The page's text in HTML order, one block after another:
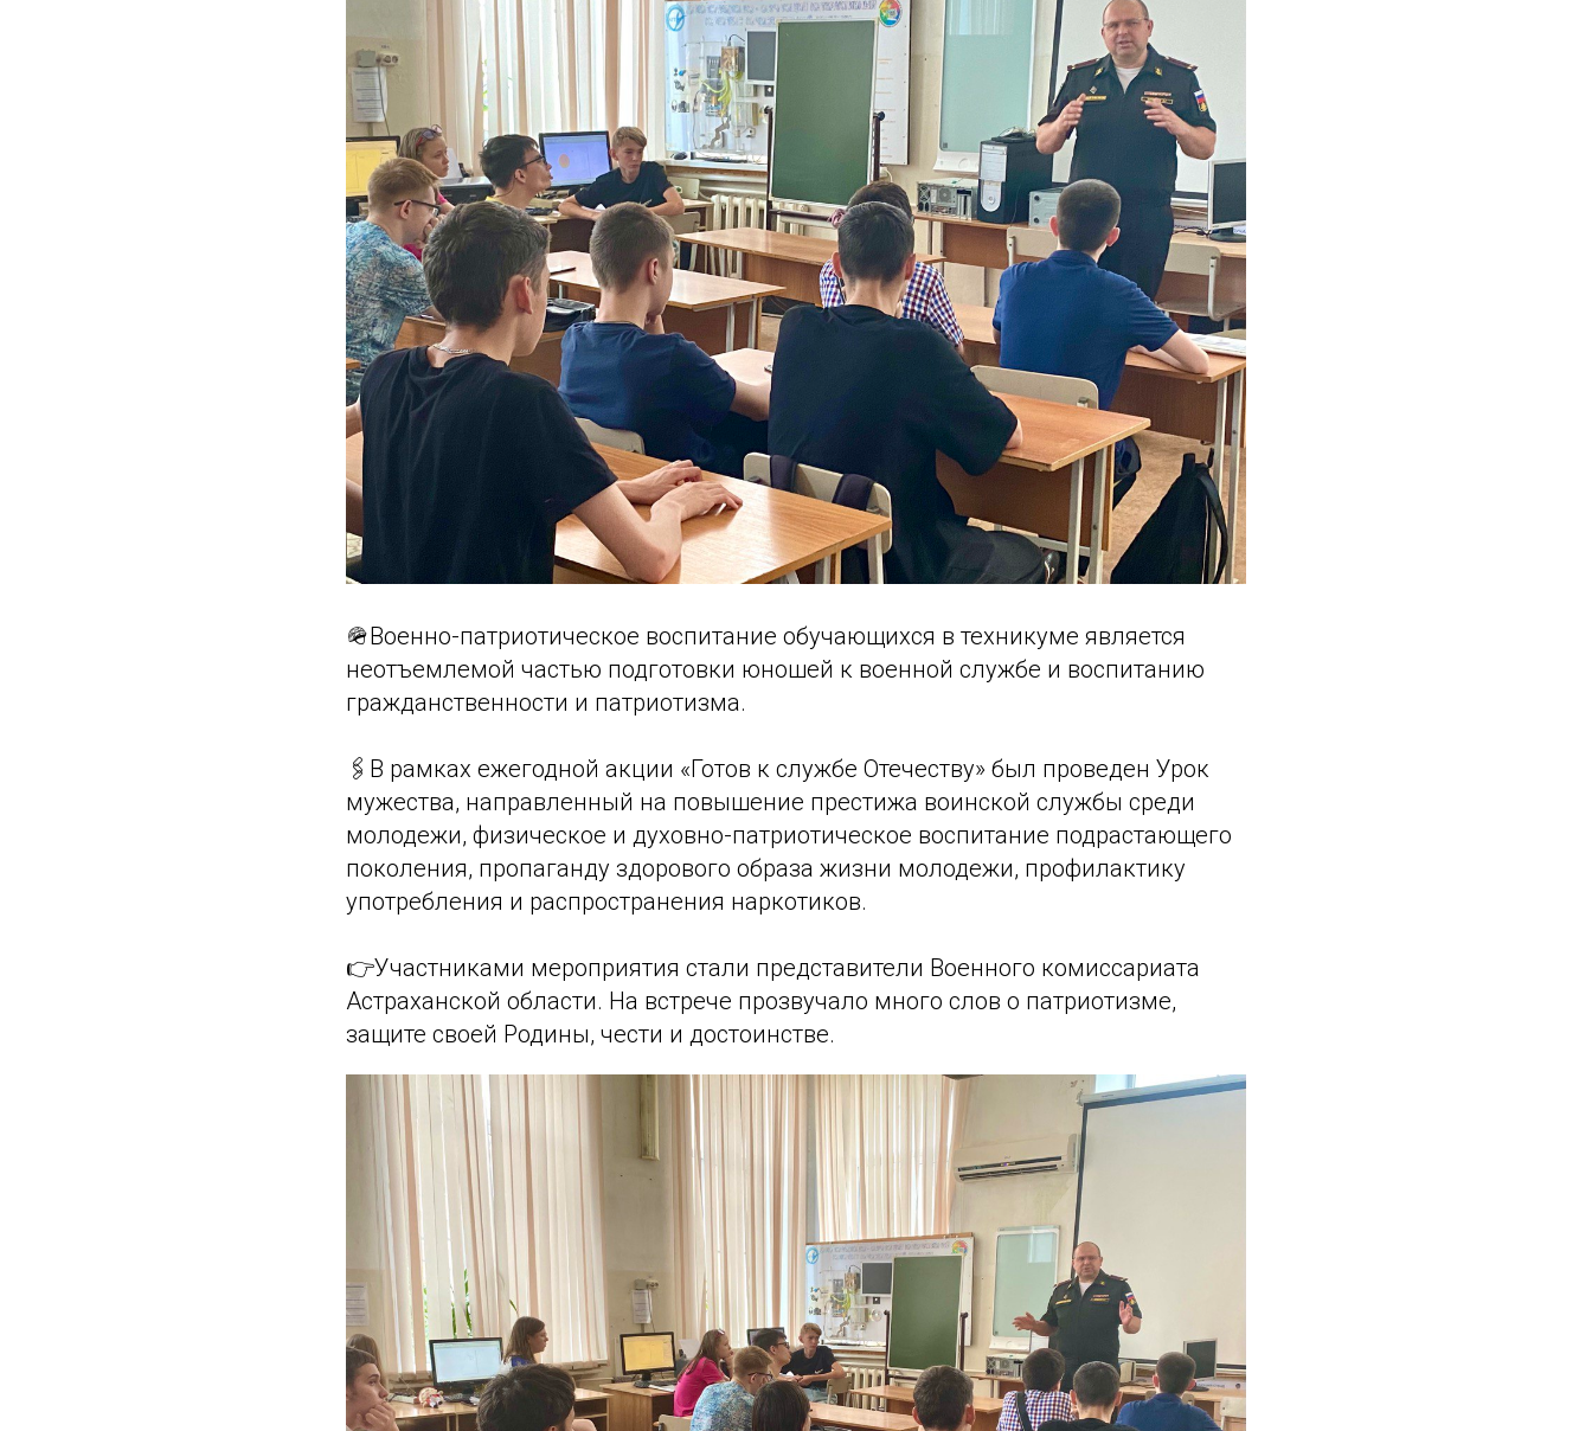
🪖Военно-патриотическое воспитание обучающихся в техникуме является
неотъемлемой частью подготовки юношей к военной службе и воспитанию
гражданственности и патриотизма.
🖇️В рамках ежегодной акции «Готов к службе Отечеству» был проведен Урок
мужества, направленный на повышение престижа воинской службы среди
молодежи, физическое и духовно-патриотическое воспитание подрастающего
поколения, пропаганду здорового образа жизни молодежи, профилактику
употребления и распространения наркотиков.
👉Участниками мероприятия стали представители Военного комиссариата
Астраханской области. На встрече прозвучало много слов о патриотизме,
защите своей Родины, чести и достоинстве.